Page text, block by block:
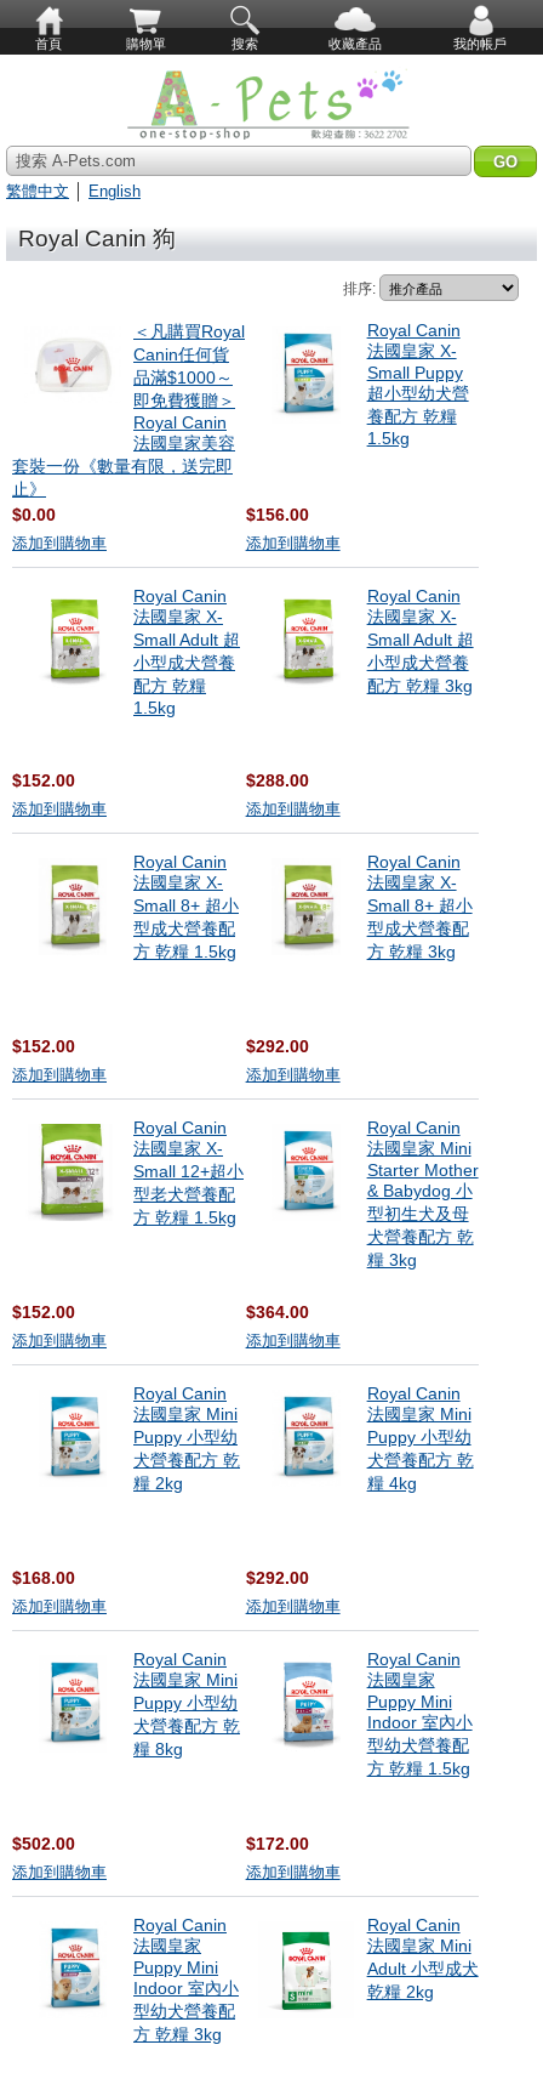
首頁 購物單 搜索 收藏產品 我的帳戶
搜索 A-Pets.com
繁體中文
English
Royal Canin 狗
排序:
＜凡購買Royal
Canin任何貨
品滿$1000～
即免費獲贈＞
Royal Canin
法國皇家美容
套裝一份《數量有限，送完即
止》
$0.00
添加到購物車
Royal Canin
法國皇家 X-
Small Puppy
超小型幼犬營
養配方 乾糧
1.5kg
$156.00
添加到購物車
Royal Canin
法國皇家 X-
Small Adult 超
小型成犬營養
配方 乾糧
1.5kg
$152.00
添加到購物車
Royal Canin
法國皇家 X-
Small Adult 超
小型成犬營養
配方 乾糧 3kg
$288.00
添加到購物車
Royal Canin
法國皇家 X-
Small 8+ 超小
型成犬營養配
方 乾糧 1.5kg
$152.00
添加到購物車
Royal Canin
法國皇家 X-
Small 8+ 超小
型成犬營養配
方 乾糧 3kg
$292.00
添加到購物車
Royal Canin
法國皇家 X-
Small 12+超小
型老犬營養配
方 乾糧 1.5kg
$152.00
添加到購物車
Royal Canin
法國皇家 Mini
Starter Mother
& Babydog 小
型初生犬及母
犬營養配方 乾
糧 3kg
$364.00
添加到購物車
Royal Canin
法國皇家 Mini
Puppy 小型幼
犬營養配方 乾
糧 2kg
$168.00
添加到購物車
Royal Canin
法國皇家 Mini
Puppy 小型幼
犬營養配方 乾
糧 4kg
$292.00
添加到購物車
Royal Canin
法國皇家 Mini
Puppy 小型幼
犬營養配方 乾
糧 8kg
$502.00
添加到購物車
Royal Canin
法國皇家
Puppy Mini
Indoor 室內小
型幼犬營養配
方 乾糧 1.5kg
$172.00
添加到購物車
Royal Canin
法國皇家
Puppy Mini
Indoor 室內小
型幼犬營養配
方 乾糧 3kg
Royal Canin
法國皇家 Mini
Adult 小型成犬
乾糧 2kg